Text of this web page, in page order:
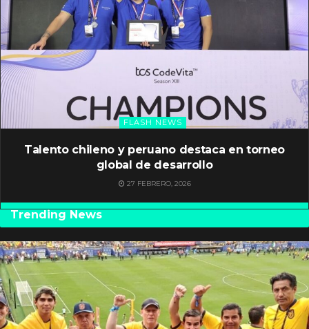
FLASH NEWS
Talento chileno y peruano destaca en torneo
global de desarrollo
27 FEBRERO, 2026
Trending News